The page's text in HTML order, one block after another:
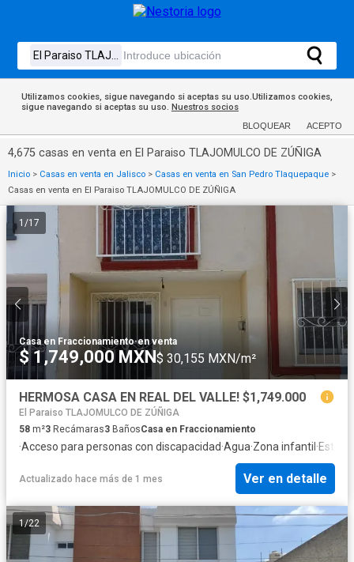
Utilizamos cookies, sigue navegando si aceptas su uso.Utilizamos cookies,
sigue navegando si aceptas su uso. Nuestros socios
BLOQUEAR ACEPTO
4,675 casas en venta en El Paraiso TLAJOMULCO DE ZÚÑIGA
Inicio > Casas en venta en Jalisco > Casas en venta en San Pedro Tlaquepaque >
Casas en venta en El Paraiso TLAJOMULCO DE ZÚÑIGA
1 /17
Casa en Fraccionamiento·en venta
$ 1,749,000 MXN$ 30,155 MXN/m²
HERMOSA CASA EN REAL DEL VALLE! $1,749.000
El Paraiso TLAJOMULCO DE ZÚÑIGA
58 m²3 Recámaras3 BañosCasa en Fraccionamiento
·Acceso para personas con discapacidad·Agua·Zona infantil ·
Actualizado hace más de 1 mes Ver en detalle
1/22